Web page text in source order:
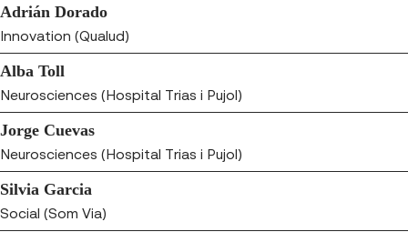
Adrián Dorado
Innovation (Qualud)
Alba Toll
Neurosciences (Hospital Trias i Pujol)
Jorge Cuevas
Neurosciences (Hospital Trias i Pujol)
Silvia Garcia
Social (Som Via)